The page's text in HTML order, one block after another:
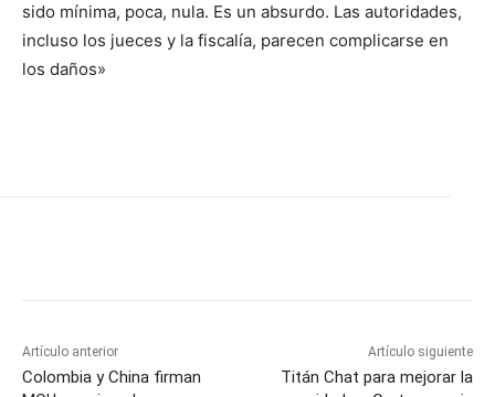
sido mínima, poca, nula. Es un absurdo. Las autoridades,
incluso los jueces y la fiscalía, parecen complicarse en
los daños»
Artículo anterior
Colombia y China firman
Artículo siguiente
Titán Chat para mejorar la